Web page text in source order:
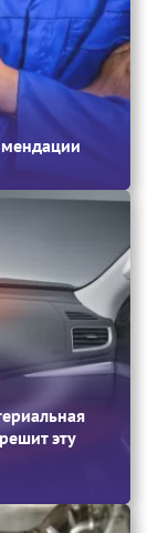
эту